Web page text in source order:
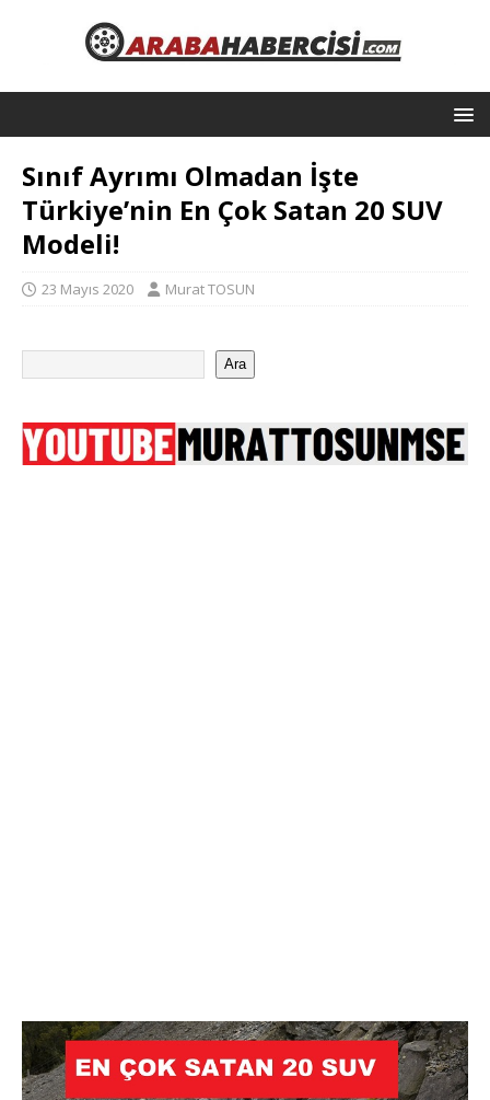
Sınıf Ayrımı Olmadan İşte
Türkiye’nin En Çok Satan 20 SUV
Modeli!
23 Mayıs 2020 Murat TOSUN
Ara